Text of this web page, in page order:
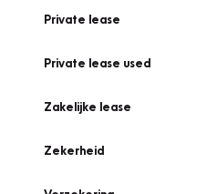
Private lease
Private lease used
Zakelijke lease
Zekerheid